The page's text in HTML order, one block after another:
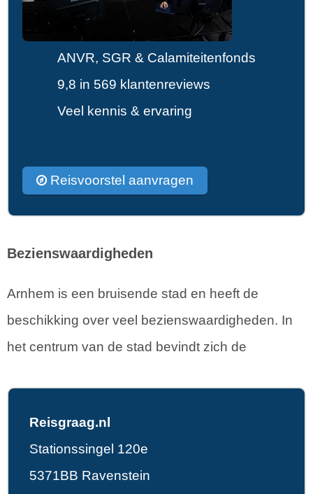
ANVR, SGR & Calamiteitenfonds
9,8 in 569 klantenreviews
Veel kennis & ervaring
Reisvoorstel aanvragen
Bezienswaardigheden
Arnhem is een bruisende stad en heeft de
beschikking over veel bezienswaardigheden. In
het centrum van de stad bevindt zich de
Reisgraag.nl
Stationssingel 120e
5371BB Ravenstein